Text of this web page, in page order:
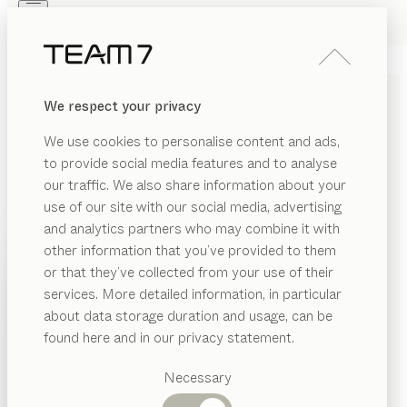
We respect your privacy
We use cookies to personalise content and ads,
to provide social media features and to analyse
our traffic. We also share information about your
use of our site with our social media, advertising
and analytics partners who may combine it with
other information that you’ve provided to them
or that they’ve collected from your use of their
services. More detailed information, in particular
about data storage duration and usage, can be
found here and in our privacy statement.
Necessary
PRODUITS
INSPIRATION
REVENDEUR
Catégories
suggérées
PRODUITS
INSPIRATION
QUI SOMMES-NOUS
REVENDEUR
BUREAU ENFANT EN BOIS
MASSIF ET CHAISES DE
BUREAU ENFANT
La question du bureau et de la chaise idoines se pose
dès la scolarisation afin de créer une ambiance
naturelle propice à la lecture et à l’écriture. Notre
bureau kids en bois massif, qui s’adapte aux besoins de
l’enfant en termes d’ergonomie et à sa position assise,
est réglable en hauteur. ...lire plus
AFFICHER